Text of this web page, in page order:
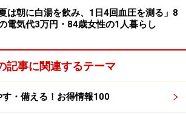
原文ママです
のものです。最新の内容をご確認くださ
奨するものではありません。
全性については十分に配慮しております
夏は朝に白湯を飲み、1日4回血圧を測る」8
電気代3万円・84歳女性の1人暮らし
記事に関連するテーマ
・備える！お得情報100